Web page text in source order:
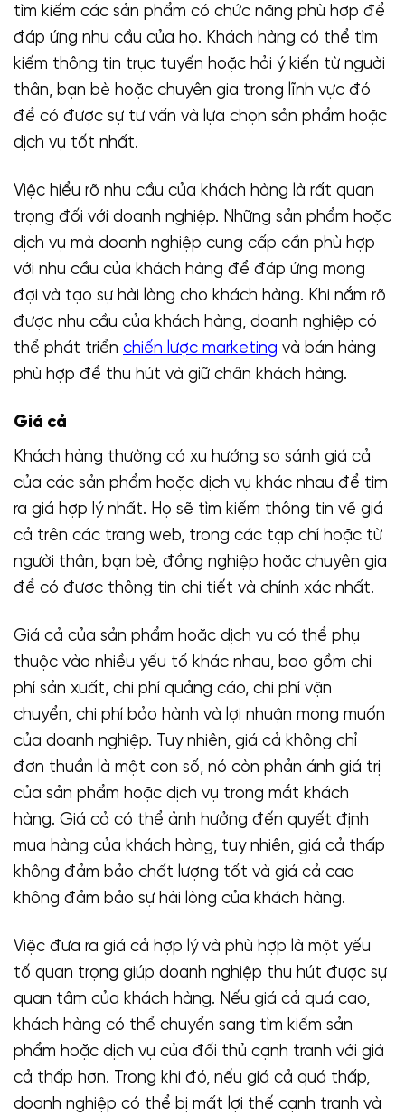
tìm kiếm các sản phẩm có chức năng phù hợp để
đáp ứng nhu cầu của họ. Khách hàng có thể tìm
kiếm thông tin trực tuyến hoặc hỏi ý kiến từ người
thân, bạn bè hoặc chuyên gia trong lĩnh vực đó
để có được sự tư vấn và lựa chọn sản phẩm hoặc
dịch vụ tốt nhất.
Việc hiểu rõ nhu cầu của khách hàng là rất quan
trọng đối với doanh nghiệp. Những sản phẩm hoặc
dịch vụ mà doanh nghiệp cung cấp cần phù hợp
với nhu cầu của khách hàng để đáp ứng mong
đợi và tạo sự hài lòng cho khách hàng. Khi nắm rõ
được nhu cầu của khách hàng, doanh nghiệp có
thể phát triển chiến lược marketing và bán hàng
phù hợp để thu hút và giữ chân khách hàng.
Giá cả
Khách hàng thường có xu hướng so sánh giá cả
của các sản phẩm hoặc dịch vụ khác nhau để tìm
ra giá hợp lý nhất. Họ sẽ tìm kiếm thông tin về giá
cả trên các trang web, trong các tạp chí hoặc từ
người thân, bạn bè, đồng nghiệp hoặc chuyên gia
để có được thông tin chi tiết và chính xác nhất.
Giá cả của sản phẩm hoặc dịch vụ có thể phụ
thuộc vào nhiều yếu tố khác nhau, bao gồm chi
phí sản xuất, chi phí quảng cáo, chi phí vận
chuyển, chi phí bảo hành và lợi nhuận mong muốn
của doanh nghiệp. Tuy nhiên, giá cả không chỉ
đơn thuần là một con số, nó còn phản ánh giá trị
của sản phẩm hoặc dịch vụ trong mắt khách
hàng. Giá cả có thể ảnh hưởng đến quyết định
mua hàng của khách hàng, tuy nhiên, giá cả thấp
không đảm bảo chất lượng tốt và giá cả cao
không đảm bảo sự hài lòng của khách hàng.
Việc đưa ra giá cả hợp lý và phù hợp là một yếu
tố quan trọng giúp doanh nghiệp thu hút được sự
quan tâm của khách hàng. Nếu giá cả quá cao,
khách hàng có thể chuyển sang tìm kiếm sản
phẩm hoặc dịch vụ của đối thủ cạnh tranh với giá
cả thấp hơn. Trong khi đó, nếu giá cả quá thấp,
doanh nghiệp có thể bị mất lợi thế cạnh tranh và